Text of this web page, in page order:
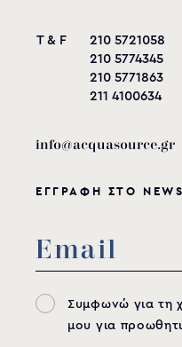
T & F
210 5721058
210 5774345
210 5771863
211 4100634
info@acquasource.gr
ΕΓΓΡΑΦΗ ΣΤΟ
Συμφωνώ για τη
μου για